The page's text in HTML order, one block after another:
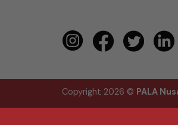
Copyright 2026 © PALA